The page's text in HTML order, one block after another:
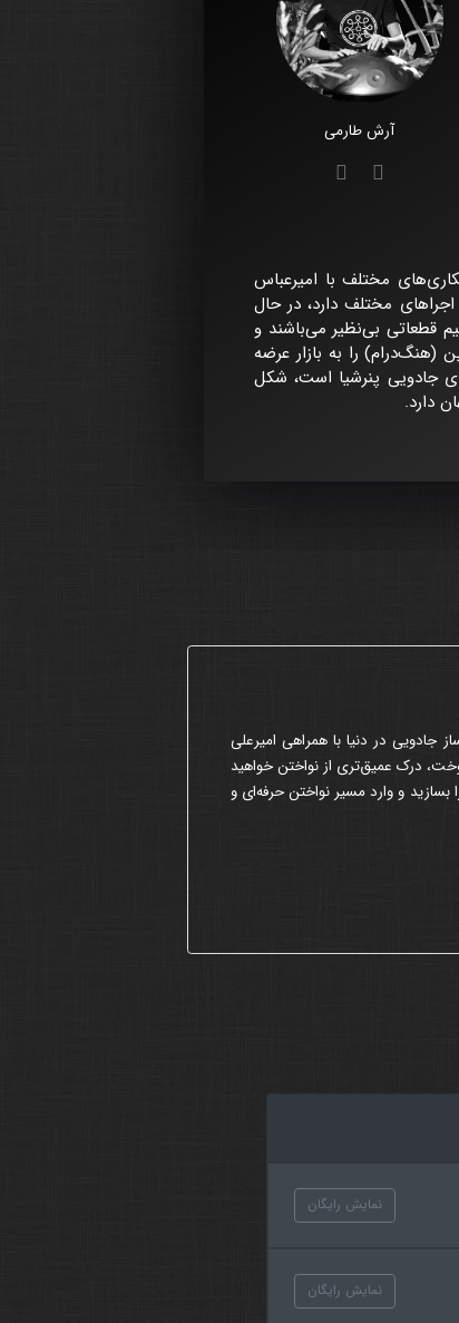
آرش طارمی
مختلف با امیرعباس
اجراهای مختلف دارد، در حال
قطعاتی بی‌نظیر می‌باشند و
(هنگ‌درام) را به بازار عرضه
اصلی سازهای جادویی پنرشیا است، شکل
دارد.
جادویی در دنیا با همراهی امیرعلی
درک عمیق‌تری از نواختن خواهید
و وارد مسیر نواختن حرفه‌ای و
نمایش رایگان
نمایش رایگان